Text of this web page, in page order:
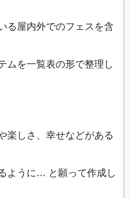
る屋内外でのフェスを含
ムを一覧表の形で整理し
楽しさ、幸せなどがある
ように… と願って作成し